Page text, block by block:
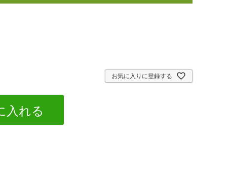
お気に入りに登録する
入れる